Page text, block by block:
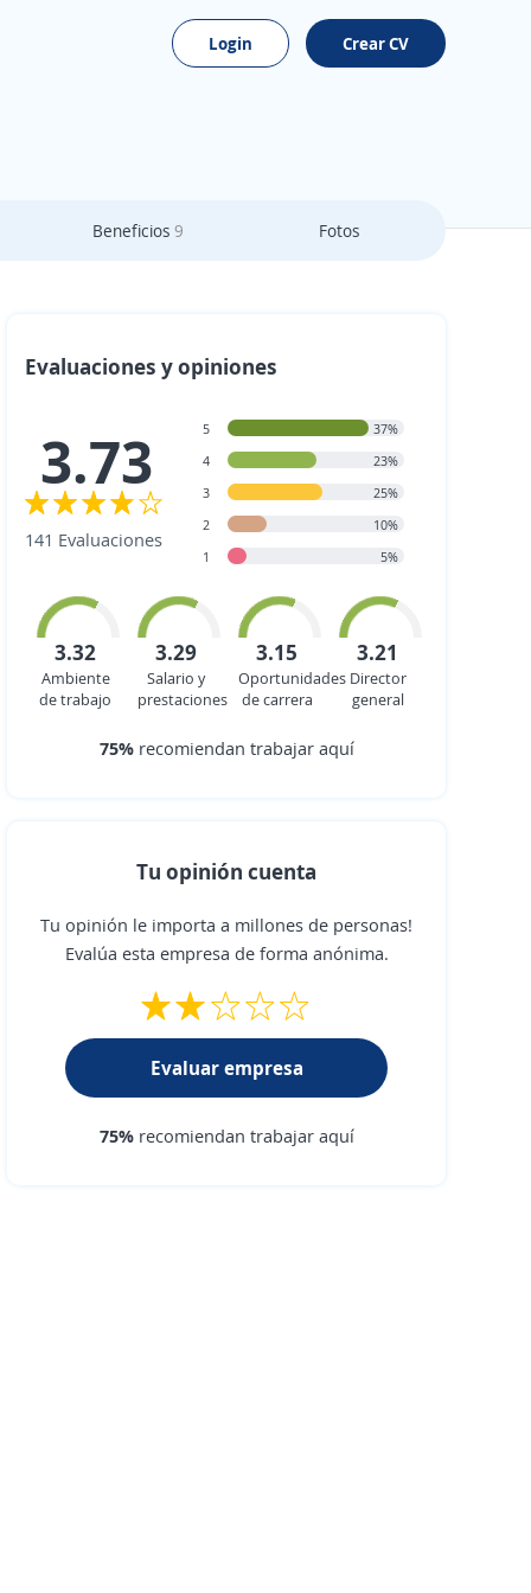
Login Crear CV
Beneficios 9 Fotos
Evaluaciones y opiniones
3.73
141 Evaluaciones
5
37%
4
23%
3
25%
2
10%
1
5%
3.32
Ambiente
de trabajo
3.29
Salario y
prestaciones
3.15
Oportunidades
de carrera
3.21
Director
general
75%recomiendan trabajar aquí
Tu opinión cuenta
Tu opinión le importa a millones de personas!
Evalúa esta empresa de forma anónima.
Evaluar empresa
75%recomiendan trabajar aquí